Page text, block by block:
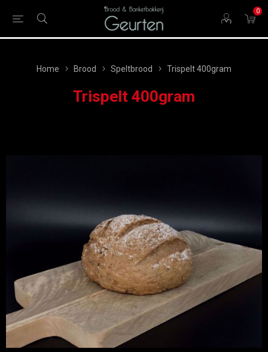
0
Home Brood Speltbrood Trispelt 400gram
Trispelt 400gram